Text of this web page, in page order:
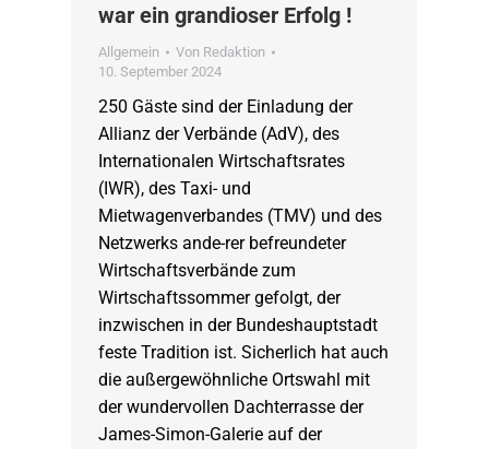
war ein grandioser Erfolg !
Allgemein Von Redaktion
10. September 2024
250 Gäste sind der Einladung der
Allianz der Verbände (AdV), des
Internationalen Wirtschaftsrates
(IWR), des Taxi- und
Mietwagenverbandes (TMV) und des
Netzwerks ande-rer befreundeter
Wirtschaftsverbände zum
Wirtschaftssommer gefolgt, der
inzwischen in der Bundeshauptstadt
feste Tradition ist. Sicherlich hat auch
die außergewöhnliche Ortswahl mit
der wundervollen Dachterrasse der
James-Simon-Galerie auf der